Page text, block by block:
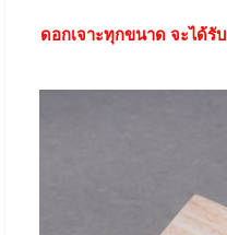
ดอกเจาะทุกขนาด จะได้รับ